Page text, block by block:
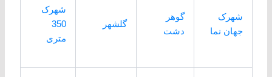
شهرک
جهان نما
گوهر
دشت
گلشهر
شهرک
350
متری